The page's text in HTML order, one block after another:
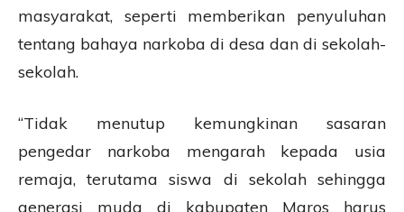
masyarakat, seperti memberikan penyuluhan
tentang bahaya narkoba di desa dan di sekolah-
sekolah.
“Tidak menutup kemungkinan sasaran
pengedar narkoba mengarah kepada usia
remaja, terutama siswa di sekolah sehingga
generasi muda di kabupaten Maros harus